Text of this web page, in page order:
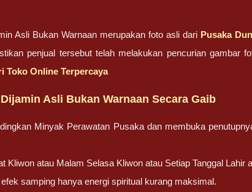
Asli Bukan Warnaan merupakan foto asli dari Pusaka
penjual tersebut telah melakukan pencurian gambar
Toko Online Terpercaya
Asli Bukan Warnaan Secara Gaib
Minyak Perawatan Pusaka dan membuka
atau Malam Selasa Kliwon atau Setiap Tanggal Lahir
samping hanya energi spiritual kurang maksimal.